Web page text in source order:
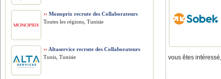
vous êtes
›› Monoprix recrute des Collaborateurs
Toutes les régions, Tunisie
›› Altaservice recrute des Collaborateurs
Tunis, Tunisie